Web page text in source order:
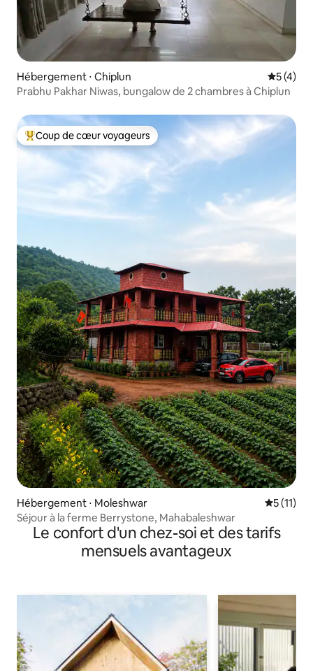
Hébergement ⋅ Chiplun
5 (4)
Prabhu Pakhar Niwas, bungalow de 2 chambres à Chiplun
Coups de cœur voyageurs les plus appréciés
Coup de cœur voyageurs
Hébergement ⋅ Moleshwar
5 (11)
Séjour à la ferme Berrystone, Mahabaleshwar
Le confort d'un chez-soi et des tarifs
mensuels avantageux